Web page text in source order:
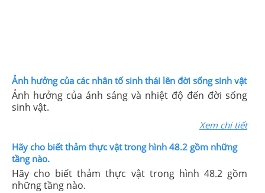
Ảnh hưởng của các nhân tố sinh thái lên đời sống sinh vật
Ảnh hưởng của ánh sáng và nhiệt độ đến đời sống
sinh vật.
Xem chi tiết
Hãy cho biết thảm thực vật trong hình 48.2 gồm những
tầng nào.
Hãy cho biết thảm thực vật trong hình 48.2 gồm
những tầng nào.